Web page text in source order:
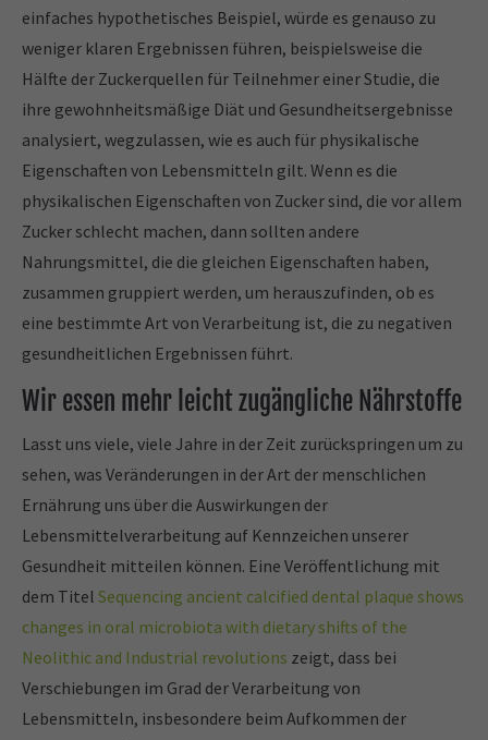
einfaches hypothetisches Beispiel, würde es genauso zu
weniger klaren Ergebnissen führen, beispielsweise die
Hälfte der Zuckerquellen für Teilnehmer einer Studie, die
ihre gewohnheitsmäßige Diät und Gesundheitsergebnisse
analysiert, wegzulassen, wie es auch für physikalische
Eigenschaften von Lebensmitteln gilt. Wenn es die
physikalischen Eigenschaften von Zucker sind, die vor allem
Zucker schlecht machen, dann sollten andere
Nahrungsmittel, die die gleichen Eigenschaften haben,
zusammen gruppiert werden, um herauszufinden, ob es
eine bestimmte Art von Verarbeitung ist, die zu negativen
gesundheitlichen Ergebnissen führt.
Wir essen mehr leicht zugängliche Nährstoffe
Lasst uns viele, viele Jahre in der Zeit zurückspringen um zu
sehen, was Veränderungen in der Art der menschlichen
Ernährung uns über die Auswirkungen der
Lebensmittelverarbeitung auf Kennzeichen unserer
Gesundheit mitteilen können. Eine Veröffentlichung mit
dem Titel Sequencing ancient calcified dental plaque shows
changes in oral microbiota with dietary shifts of the
Neolithic and Industrial revolutions zeigt, dass bei
Verschiebungen im Grad der Verarbeitung von
Lebensmitteln, insbesondere beim Aufkommen der